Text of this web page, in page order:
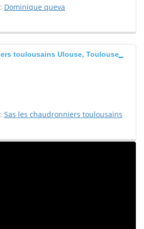
Dominique queva
toulousains Ulouse, Toulouse
Sas les chaudronniers toulousains